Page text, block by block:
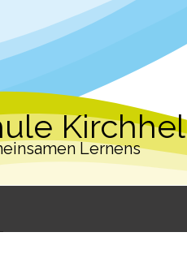
Lernens